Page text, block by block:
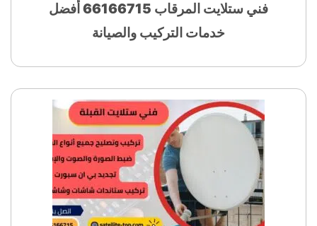
فني ستلايت المرقاب 66166715 أفضل
خدمات التركيب والصيانة